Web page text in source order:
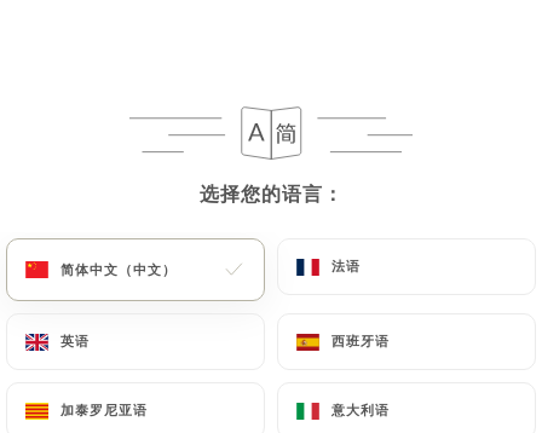
选择您的语言：
简体中文（中文） 法语
英语 西班牙语
加泰罗尼亚语 意大利语
图库
选择您的语言：
简体中文（中文） 法语
英语 西班牙语
加泰罗尼亚语 意大利语